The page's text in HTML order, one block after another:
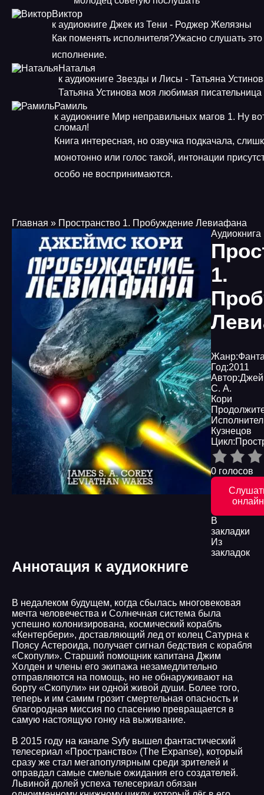
Виктор
к аудиокниге Джек из Тени - Роджер Желязны
Как поменять исполнителя?Ужасно слушать это
исполнение.
Наталья
к аудиокниге Звезды и Лисы - Татьяна
Татьяна Устинова моя любимая писательница
Рамиль
к аудиокниге Мир неправильных магов 1. Ну
сломал!
Книга интересная, но озвучка подкачала,
монотонно или голос такой, интонации
особо не воспринимаются.
Главная » Пространство 1. Пробуждение Левиафана
Аудиокнига
1.
Жанр:
Год:2011
Автор:
С. А.
Кори
Кузнецов
Цикл:
0 голосов
онлайн
В
закладки
Из
закладок
Аннотация к аудиокниге
В недалеком будущем, когда сбылась многовековая
мечта человечества и Солнечная система была
успешно колонизирована, космический корабль
«Кентербери», доставляющий лед от колец Сатурна к
Поясу Астероида, получает сигнал бедствия с корабля
«Скопули». Старший помощник капитана Джим
Холден и члены его экипажа незамедлительно
отправляются на помощь, но не обнаруживают на
борту «Скопули» ни одной живой души. Более того,
теперь и им самим грозит смертельная опасность и
благородная миссия по спасению превращается в
самую настоящую гонку на выживание.
В 2015 году на канале Syfy вышел фантастический
телесериал «Пространство» (The Expanse), который
сразу же стал мегапопулярным среди зрителей и
оправдал самые смелые ожидания его создателей.
Львиной долей успеха телесериал обязан